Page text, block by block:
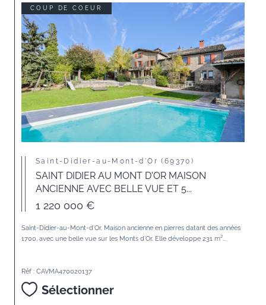
COUP DE COEUR
Saint-Didier-au-Mont-d'Or (69370)
SAINT DIDIER AU MONT D'OR MAISON
ANCIENNE AVEC BELLE VUE ET 5...
1 220 000 €
Saint-Didier-au-Mont-d’Or. Maison ancienne en pierres datant des années
1700, avec une belle vue sur les Monts d’Or. Elle développe 231 m²...
Réf : CAVMA470020137
Sélectionner